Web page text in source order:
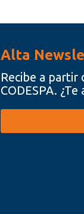
Alta
Recibe a partir
CODESPA. ¿Te